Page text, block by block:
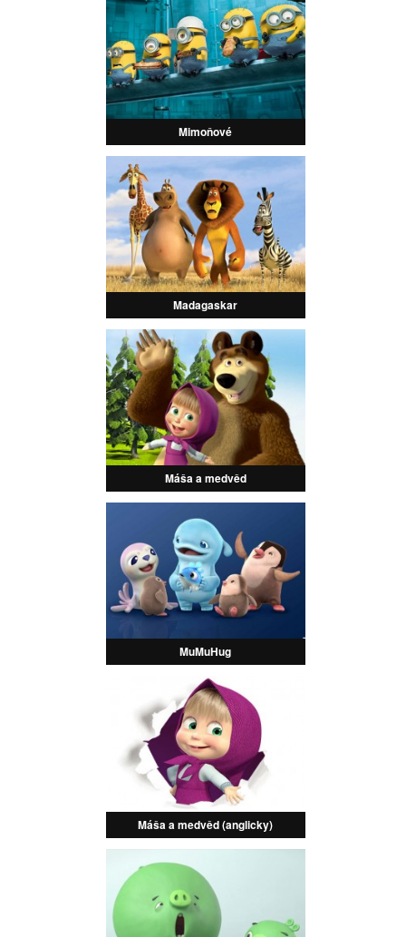
Mimoňové
Madagaskar
Máša a medvěd
MuMuHug
Máša a medvěd (anglicky)